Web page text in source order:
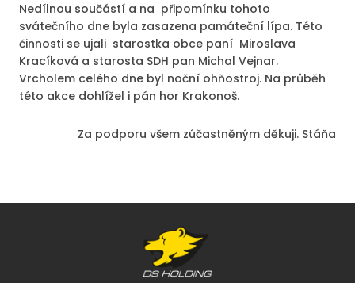
Nedílnou součástí a na připomínku tohoto
svátečního dne byla zasazena památeční lípa. Této
činnosti se ujali starostka obce paní Miroslava
Kracíková a starosta SDH pan Michal Vejnar.
Vrcholem celého dne byl noční ohňostroj. Na průběh
této akce dohlížel i pán hor Krakonoš.
Za podporu všem zúčastněným děkuji. Stáňa